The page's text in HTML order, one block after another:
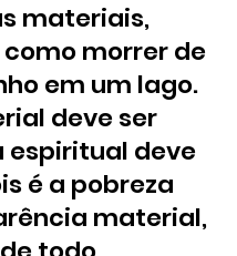
materiais,
morrer de
em um lago.
deve ser
espiritual deve
é a pobreza
material,